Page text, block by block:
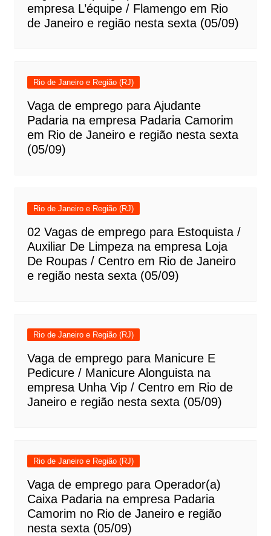
empresa L’équipe / Flamengo em Rio
de Janeiro e região nesta sexta (05/09)
Rio de Janeiro e Região (RJ)
Vaga de emprego para Ajudante
Padaria na empresa Padaria Camorim
em Rio de Janeiro e região nesta sexta
(05/09)
Rio de Janeiro e Região (RJ)
02 Vagas de emprego para Estoquista /
Auxiliar De Limpeza na empresa Loja
De Roupas / Centro em Rio de Janeiro
e região nesta sexta (05/09)
Rio de Janeiro e Região (RJ)
Vaga de emprego para Manicure E
Pedicure / Manicure Alonguista na
empresa Unha Vip / Centro em Rio de
Janeiro e região nesta sexta (05/09)
Rio de Janeiro e Região (RJ)
Vaga de emprego para Operador(a)
Caixa Padaria na empresa Padaria
Camorim no Rio de Janeiro e região
nesta sexta (05/09)